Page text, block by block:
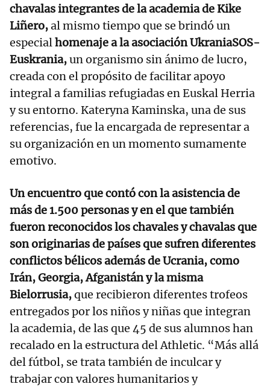
chavalas integrantes de la academia de Kike
Liñero,al mismo tiempo que se brindó un
especialhomenaje a la asociación UkraniaSOS-
Euskrania,un organismo sin ánimo de lucro,
creada con el propósito de facilitar apoyo
integral a familias refugiadas en Euskal Herria
y su entorno. Kateryna Kaminska, una de sus
referencias, fue la encargada de representar a
su organización en un momento sumamente
emotivo.
Un encuentro que contó con la asistencia de
más de 1.500 personas y en el que también
fueron reconocidos los chavales y chavalas que
son originarias de países que sufren diferentes
conflictos bélicos además de Ucrania, como
Irán, Georgia, Afganistán y la misma
Bielorrusia,que recibieron diferentes trofeos
entregados por los niños y niñas que integran
la academia, de las que 45 de sus alumnos han
recalado en la estructura del Athletic. “Más allá
del fútbol, se trata también de inculcar y
trabajar con valores humanitarios y